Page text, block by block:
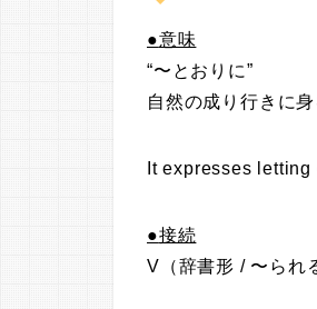
●意味
“〜とおりに”
自然の成り行きに
It expresses
●接続
V（辞書形 / 〜られ